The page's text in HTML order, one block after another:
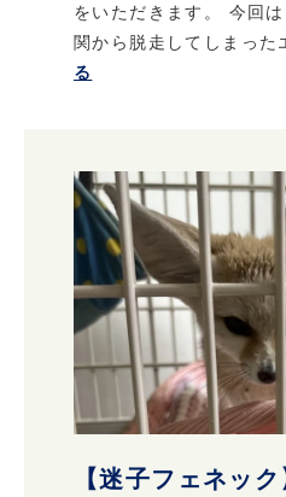
をいただきます。 今回
関から脱走してしまった
る
【迷子フェネッ